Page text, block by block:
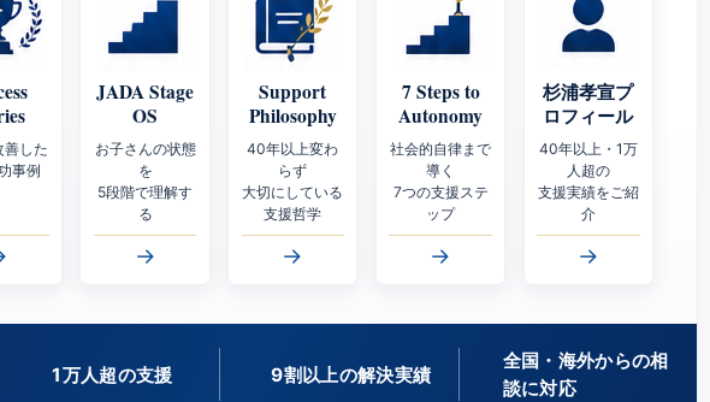
善した
事例
JADA Stage
OS
お子さんの状態
を
5段階で理解す
る
→
Support
Philosophy
40年以上変わ
らず
大切にしている
支援哲学
→
7 Steps to
Autonomy
社会的自律まで
導く
7つの支援ステ
ップ
→
杉浦孝宣プ
ロフィール
40年以上・1万
人超の
支援実績をご紹
介
→
1万人超の支援 9割以上の解決実績
全国・海外からの相
談に対応